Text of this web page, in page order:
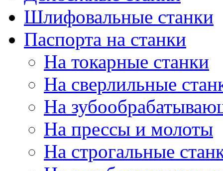
Шлифовальные станки
Паспорта на станки
На токарные станки
На сверлильные
На
На прессы и молоты
На строгальные